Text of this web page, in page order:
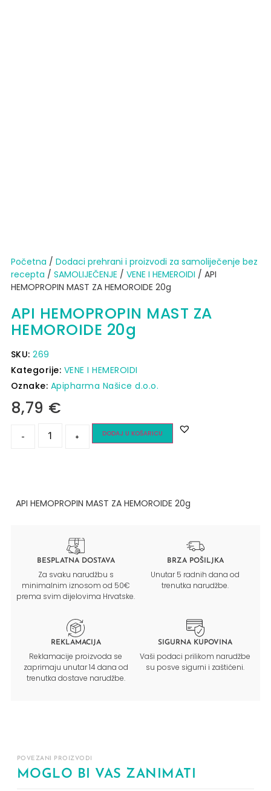
Početna / Dodaci prehrani i proizvodi za samoliječenje bez
recepta / SAMOLIJEČENJE / VENE I HEMEROIDI / API
HEMOPROPIN MAST ZA HEMOROIDE 20g
API HEMOPROPIN MAST ZA
HEMOROIDE 20g
SKU:269
Kategorije: VENE I HEMEROIDI
Oznake: Apipharma Našice d.o.o.
8,79 €
- + DODAJ U KOŠARICU
API HEMOPROPIN MAST ZA HEMOROIDE 20g
BESPLATNA DOSTAVA
Za svaku narudžbu s
minimalnim iznosom od 50€
prema svim dijelovima Hrvatske.
BRZA POŠILJKA
Unutar 5 radnih dana od
trenutka narudžbe.
REKLAMACIJA
Reklamacije proizvoda se
zaprimaju unutar 14 dana od
trenutka dostave narudžbe.
SIGURNA KUPOVINA
Vaši podaci prilikom narudžbe
su posve sigurni i zaštićeni.
POVEZANI PROIZVODI
MOGLO BI VAS ZANIMATI